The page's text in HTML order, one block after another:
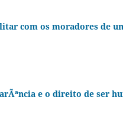
com os moradores de
e o direito de ser